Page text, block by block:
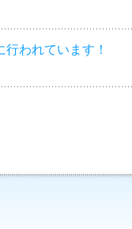
われています！